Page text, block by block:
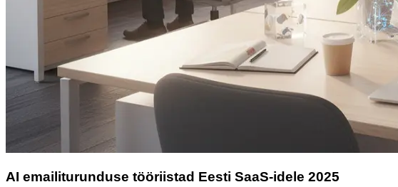
AI emailiturunduse tööriistad Eesti SaaS-idele 2025